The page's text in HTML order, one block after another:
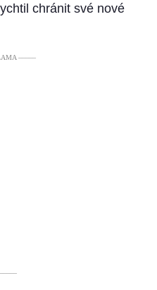
chránit své nové
–––––